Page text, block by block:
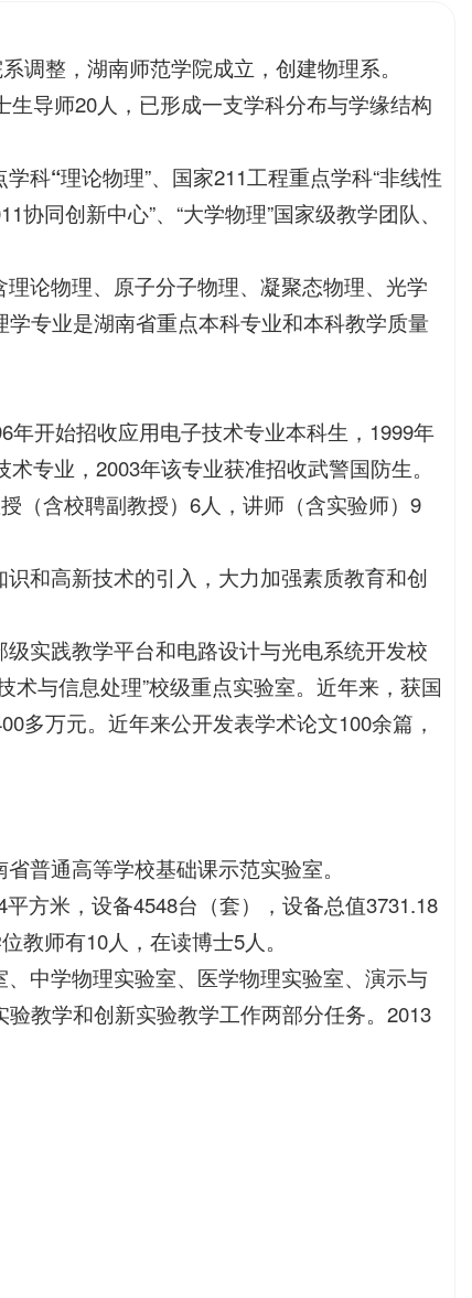
调整，湖南师范学院成立，创建物理系。
导师20人，已形成一支学科分布与学缘结构
学科“理论物理”、国家211工程重点学科“非线性
同创新中心”、“大学物理”国家级教学团队、
论物理、原子分子物理、凝聚态物理、光学
专业是湖南省重点本科专业和本科教学质量
开始招收应用电子技术专业本科生，1999年
专业，2003年该专业获准招收武警国防生。
（含校聘副教授）6人，讲师（含实验师）9
和高新技术的引入，大力加强素质教育和创
实践教学平台和电路设计与光电系统开发校
与信息处理”校级重点实验室。近年来，获国
多万元。近年来公开发表学术论文100余篇，
普通高等学校基础课示范实验室。
方米，设备4548台（套），设备总值3731.18
教师有10人，在读博士5人。
中学物理实验室、医学物理实验室、演示与
教学和创新实验教学工作两部分任务。2013